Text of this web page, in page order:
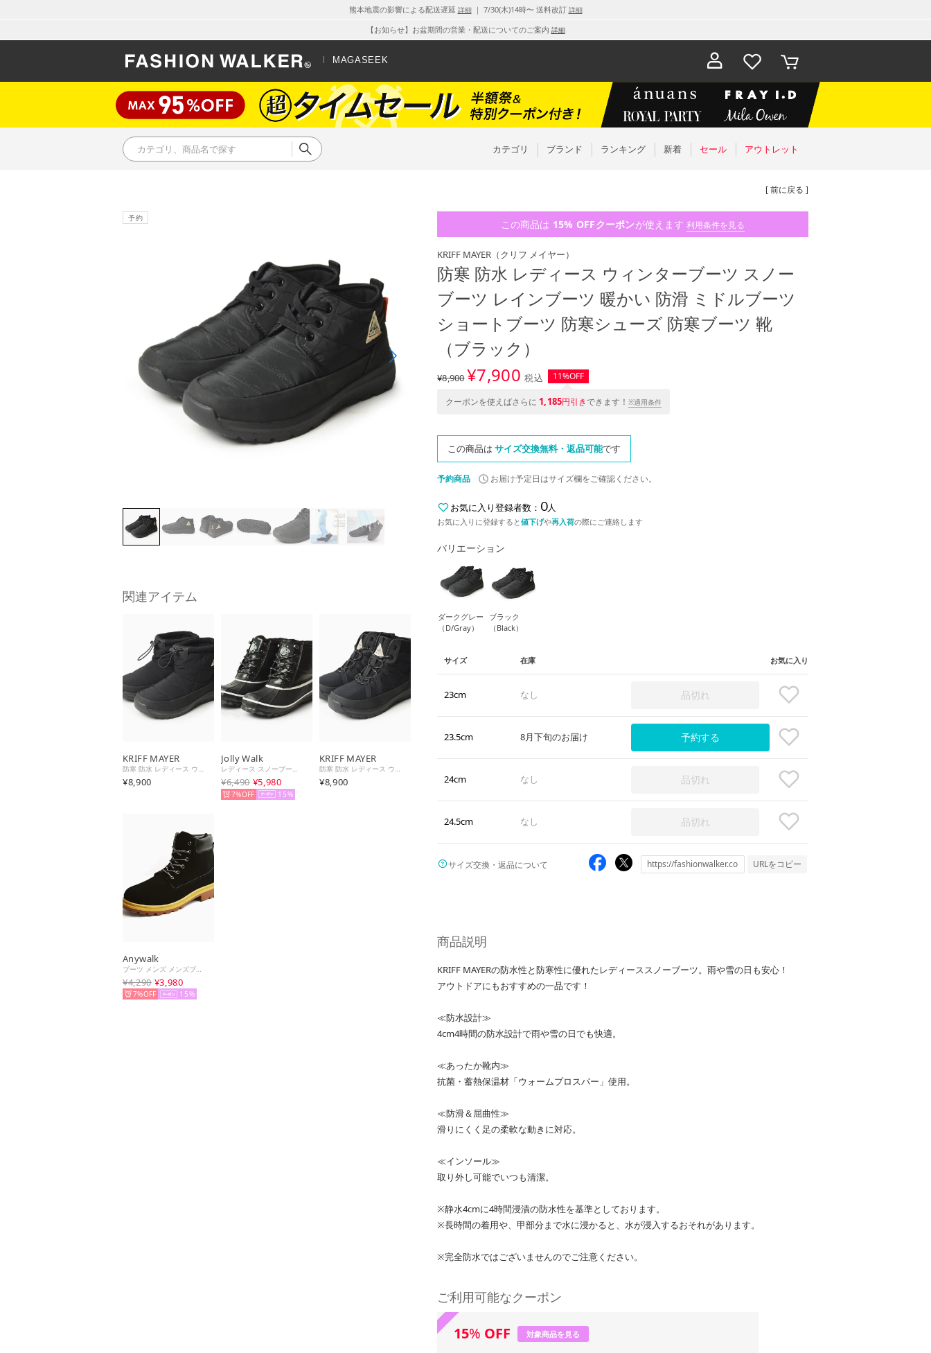
熊本地震の影響による配送遅延 詳細｜ 7/30(木)14時〜 送料改訂 詳細
【お知らせ】お盆期間の営業・配送についてのご案内 詳細
MAGASEEK
お気に入
り
カート
カテゴリ ブランド ランキング 新着 セール アウトレット
[ 前に戻る ]
関連アイテム
KRIFF MAYER
防寒 防水 レディース ウィンターブーツ ミドルブーツ スノーブーツ レインブーツ 暖かい 防滑 ショートブーツ 防寒シューズ 防寒ブーツ （ブラック）
¥8,900
Jolly Walk
レディース スノーブーツ 防水 防寒 ボア 起毛 防寒ブーツ 靴 ウィンターブーツ 防滑 ショートブーツ （ブラック）
¥6,490 ¥5,980
7% 15
KRIFF MAYER
防寒 防水 レディース ウィンターブーツ ミドルブーツ スノーブーツ レインブーツ 暖かい 防滑 ショートブーツ 防寒シューズ 防寒ブーツ （ブラック）
¥8,900
Anywalk
¥4,290 ¥3,980
7% 15
この商品は 15% OFFクーポンが使えます 利用条件を見る
KRIFF MAYER （クリフ メイヤー）
防寒 防水 レディース ウィンターブーツ スノー
ブーツ レインブーツ 暖かい 防滑 ミドルブーツ
ショートブーツ 防寒シューズ 防寒ブーツ 靴
（ブラック）
¥8,900¥7,900 税込 11%OFF
クーポンを使えばさらに 1,185円引きできます！※適用条件
この商品は サイズ交換無料・返品可能です
予約商品 お届け予定日はサイズ欄をご確認ください。
お気に入り登録者数： 0人
お気に入りに登録すると値下げや再入荷の際にご連絡します
バリエーション
ダークグレー
（D/Gray）
ブラック
（Black）
サイズ 在庫 お気に入り
23cm なし 品切れ
23.5cm 8月下旬のお届け 予約する
24cm なし 品切れ
24.5cm なし 品切れ
サイズ交換・返品について URLをコピー
商品説明
KRIFF MAYERの防水性と防寒性に優れたレディーススノーブーツ。雨や雪の日も安心！
アウトドアにもおすすめの一品です！
≪防水設計≫
4cm4時間の防水設計で雨や雪の日でも快適。
≪あったか靴内≫
抗菌・蓄熱保温材「ウォームプロスパー」使用。
≪防滑＆屈曲性≫
滑りにくく足の柔軟な動きに対応。
≪インソール≫
取り外し可能でいつも清潔。
※静水4cmに4時間浸漬の防水性を基準としております。
※長時間の着用や、甲部分まで水に浸かると、水が浸入するおそれがあります。
※完全防水ではございませんのでご注意ください。
ご利用可能なクーポン
15% OFF 対象商品を見る